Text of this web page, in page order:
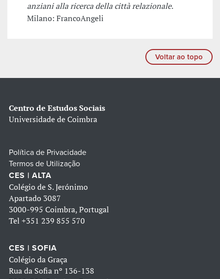
anziani alla ricerca della città relazionale.
Milano: FrancoAngeli
Voltar ao topo
Centro de Estudos Sociais
Universidade de Coimbra
Política de Privacidade
Termos de Utilização
CES | ALTA
Colégio de S. Jerónimo
Apartado 3087
3000-995 Coimbra, Portugal
Tel +351 239 855 570
CES | SOFIA
Colégio da Graça
Rua da Sofia nº 136-138